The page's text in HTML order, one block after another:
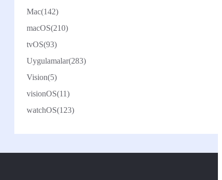
Mac(142)
macOS(210)
tvOS(93)
Uygulamalar(283)
Vision(5)
visionOS(11)
watchOS(123)